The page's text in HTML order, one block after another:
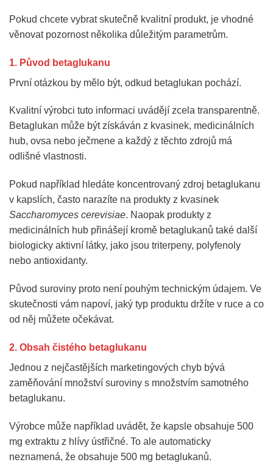
Pokud chcete vybrat skutečně kvalitní produkt, je vhodné
věnovat pozornost několika důležitým parametrům.
1. Původ betaglukanu
První otázkou by mělo být, odkud betaglukan pochází.
Kvalitní výrobci tuto informaci uvádějí zcela transparentně.
Betaglukan může být získáván z kvasinek, medicinálních
hub, ovsa nebo ječmene a každý z těchto zdrojů má
odlišné vlastnosti.
Pokud například hledáte koncentrovaný zdroj betaglukanu
v kapslích, často narazíte na produkty z kvasinek
Saccharomyces cerevisiae. Naopak produkty z
medicinálních hub přinášejí kromě betaglukanů také další
biologicky aktivní látky, jako jsou triterpeny, polyfenoly
nebo antioxidanty.
Původ suroviny proto není pouhým technickým údajem. Ve
skutečnosti vám napoví, jaký typ produktu držíte v ruce a co
od něj můžete očekávat.
2. Obsah čistého betaglukanu
Jednou z nejčastějších marketingových chyb bývá
zaměňování množství suroviny s množstvím samotného
betaglukanu.
Výrobce může například uvádět, že kapsle obsahuje 500
mg extraktu z hlívy ústřičné. To ale automaticky
neznamená, že obsahuje 500 mg betaglukanů.